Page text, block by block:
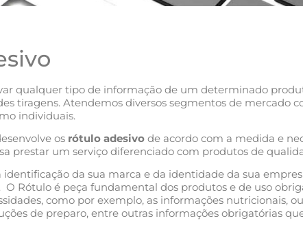
qualquer tipo de informação de um determinado
tiragens. Atendemos diversos segmentos de mercado
individuais.
os rótulo adesivo de acordo com a medida e
prestar um serviço diferenciado com produtos de
da sua marca e da identidade da sua
Rótulo é peça fundamental dos produtos e de uso
como por exemplo, as informações nutricionais,
de preparo, entre outras informações obrigatórias